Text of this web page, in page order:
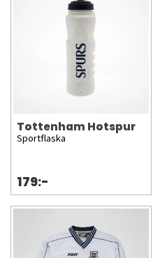
Tottenham Hotspur
Sportflaska
179:-